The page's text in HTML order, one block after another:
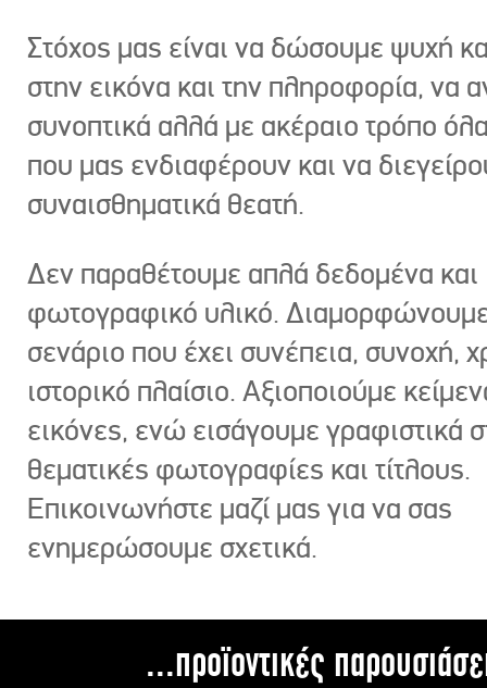
Στόχος μας είναι να δώσουμε ψυχή
στην εικόνα και την πληροφορία, να
συνοπτικά αλλά με ακέραιο τρόπο
που μας ενδιαφέρουν και να
συναισθηματικά θεατή.
Δεν παραθέτουμε απλά δεδομένα και
φωτογραφικό υλικό.
σενάριο που έχει συνέπεια, συνοχή,
ιστορικό πλαίσιο. Αξιοποιούμε
εικόνες, ενώ εισάγουμε γραφιστικά
θεματικές φωτογραφίες και τίτλους.
Επικοινωνήστε μαζί μας για να σας
ενημερώσουμε σχετικά.
...προϊοντικές